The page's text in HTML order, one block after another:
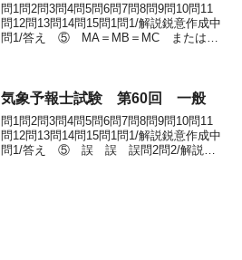
問1問2問3問4問5問6問7問8問9問10問11
問12問13問14問15問1問1/解説鋭意作成中
問1/答え ⑤ MA＝MB＝MC または
気象予報士試験 第60回 一般
問1問2問3問4問5問6問7問8問9問10問11
問12問13問14問15問1問1/解説鋭意作成中
問1/答え ⑤ 誤 誤 誤問2問2/解説鋭